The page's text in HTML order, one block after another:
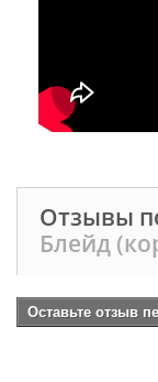
Отзывы
Блейд
Оставьте отзыв